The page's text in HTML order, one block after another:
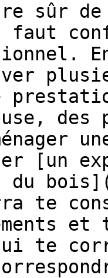
sûr
des
[un
te
te